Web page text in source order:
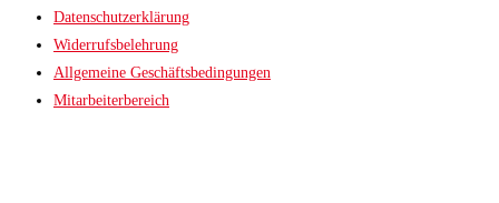
Datenschutzerklärung
Widerrufsbelehrung
Allgemeine Geschäftsbedingungen
Mitarbeiterbereich